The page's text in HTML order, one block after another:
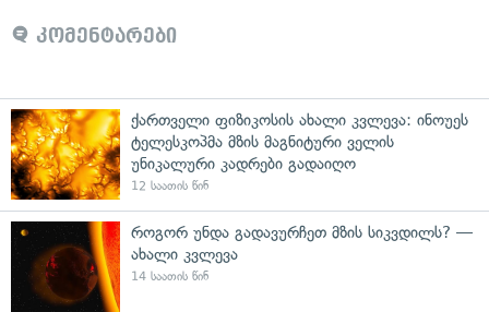
კომენტარები
ქართველი ფიზიკოსის ახალი კვლევა: ინოუეს
ტელესკოპმა მზის მაგნიტური ველის
უნიკალური კადრები გადაიღო
12 საათის წინ
როგორ უნდა გადავურჩეთ მზის სიკვდილს? —
ახალი კვლევა
14 საათის წინ